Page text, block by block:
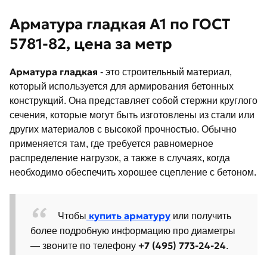
Арматура гладкая А1 по ГОСТ
5781-82, цена за метр
Арматура гладкая - это строительный материал,
который используется для армирования бетонных
конструкций. Она представляет собой стержни круглого
сечения, которые могут быть изготовлены из стали или
других материалов с высокой прочностью. Обычно
применяется там, где требуется равномерное
распределение нагрузок, а также в случаях, когда
необходимо обеспечить хорошее сцепление с бетоном.
Чтобы купить арматуру или получить
более подробную информацию про диаметры
— звоните по телефону +7 (495) 773-24-24.